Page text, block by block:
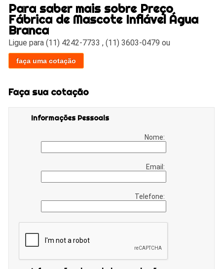
Para saber mais sobre Preço
Fábrica de Mascote Inflável Água
Branca
Ligue para(11) 4242-7733 ,(11) 3603-0479 ou
faça uma cotação
Faça sua cotação
Informações Pessoais
Nome:
Email:
Telefone: